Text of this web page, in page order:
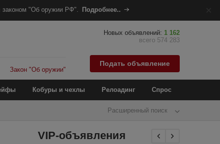
законом "Об оружии РФ". Подробнее..
Закон "Об оружии"
Новых объявлений: 1 162
всего 574 283
Подать объявление
Кобуры и чехлы Релоадинг Спрос
Расширенный поиск
VIP-объявления